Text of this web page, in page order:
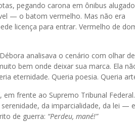
pegando carona em ônibus
— o batom vermelho. Mas não era
licença para entrar. Vermelho de
analisava o cenário com olhar de
bem onde deixar sua marca. Ela
eternidade. Queria poesia. Queria
em frente ao Supremo Tribunal Federal.
da imparcialidade, da lei —
de guerra: “Perdeu, mané!”